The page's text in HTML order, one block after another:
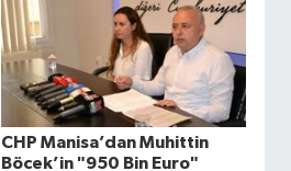
CHP Manisa’dan Muhittin
Böcek’in "950 Bin Euro"